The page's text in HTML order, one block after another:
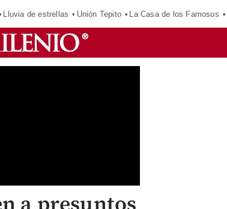
Lluvia de estrellas Unión Tepito La Casa de los Famosos